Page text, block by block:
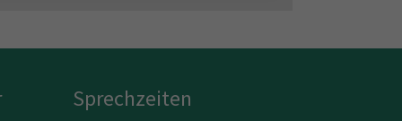
Sprechzeiten